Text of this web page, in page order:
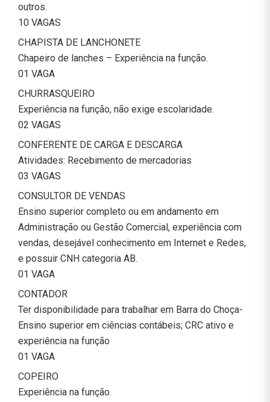
outros.
10 VAGAS
CHAPISTA DE LANCHONETE
Chapeiro de lanches – Experiência na função.
01 VAGA
CHURRASQUEIRO
Experiência na função, não exige escolaridade.
02 VAGAS
CONFERENTE DE CARGA E DESCARGA
Atividades: Recebimento de mercadorias
03 VAGAS
CONSULTOR DE VENDAS
Ensino superior completo ou em andamento em
Administração ou Gestão Comercial, experiência com
vendas, desejável conhecimento em Internet e Redes,
e possuir CNH categoria AB.
01 VAGA
CONTADOR
Ter disponibilidade para trabalhar em Barra do Choça-
Ensino superior em ciências contábeis; CRC ativo e
experiência na função
01 VAGA
COPEIRO
Experiência na função.